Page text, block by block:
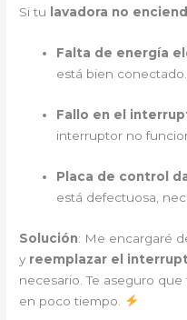
Si tu
lavadora no
Falta de energía
está bien conectado.
Fallo en el
interruptor no
Placa de control
está defectuosa,
Solución: Me encargaré
y reemplazar el
necesario. Te aseguro
en poco tiempo.